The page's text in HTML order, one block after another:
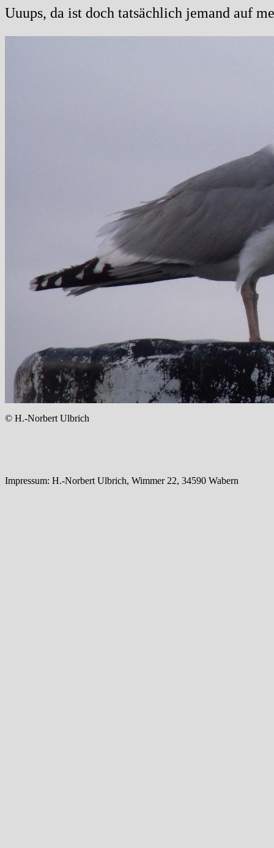
Uuups, da ist doch tatsächlich jemand auf
© H.-Norbert Ulbrich
Impressum: H.-Norbert Ulbrich, Wimmer 22, 34590 Wabern